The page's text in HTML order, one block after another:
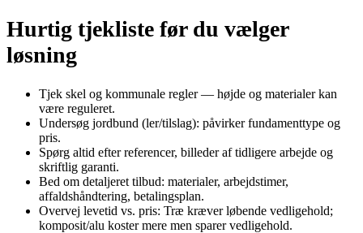
Hurtig tjekliste før du vælger
løsning
Tjek skel og kommunale regler — højde og materialer kan
være reguleret.
Undersøg jordbund (ler/tilslag): påvirker fundamenttype og
pris.
Spørg altid efter referencer, billeder af tidligere arbejde og
skriftlig garanti.
Bed om detaljeret tilbud: materialer, arbejdstimer,
affaldshåndtering, betalingsplan.
Overvej levetid vs. pris: Træ kræver løbende vedligehold;
komposit/alu koster mere men sparer vedligehold.